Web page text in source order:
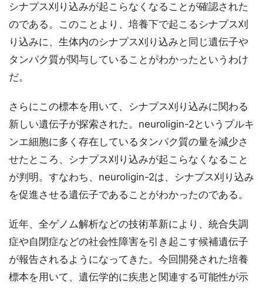
シナプス刈り込みが起こらなくなることが確認された
のである。このことより、培養下で起こるシナプス刈
り込みに、生体内のシナプス刈り込みと同じ遺伝子や
タンパク質が関与していることがわかったというわけ
だ。
さらにこの標本を用いて、シナプス刈り込みに関わる
新しい遺伝子が探索された。neuroligin-2というプルキ
ンエ細胞に多く存在しているタンパク質の量を減少さ
せたところ、シナプス刈り込みが起こらなくなること
が判明。すなわち、neuroligin-2は、シナプス刈り込み
を促進させる遺伝子であることがわかったのである。
近年、全ゲノム解析などの技術革新により、統合失調
症や自閉症などの社会性障害を引き起こす候補遺伝子
が報告されるようになってきた。今回開発された培養
標本を用いて、遺伝学的に疾患と関連する可能性が示